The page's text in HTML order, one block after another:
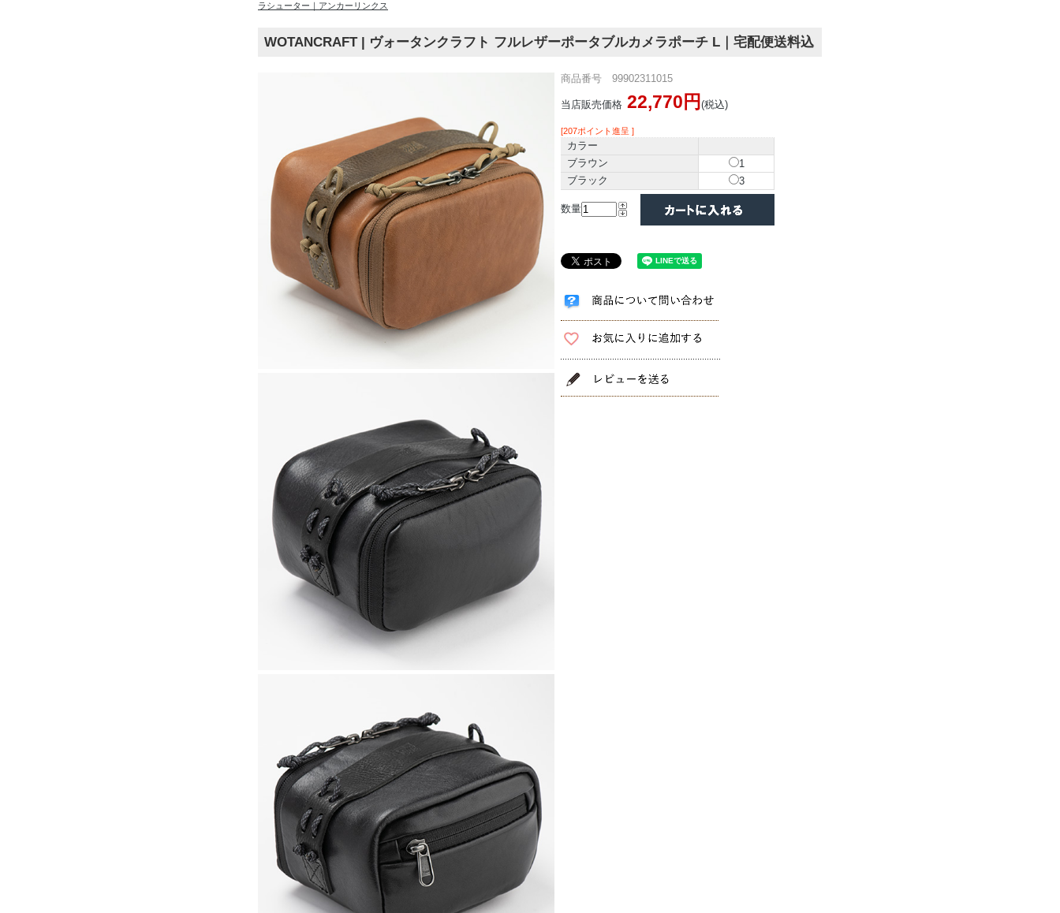
ラシューター｜アンカーリンクス
WOTANCRAFT | ヴォータンクラフト フルレザーポータブルカメラポーチ L｜宅配便送料込
商品番号 99902311015
当店販売価格 22,770円(税込)
[207ポイント進呈 ]
カラー
ブラウン
1
ブラック
3
数量